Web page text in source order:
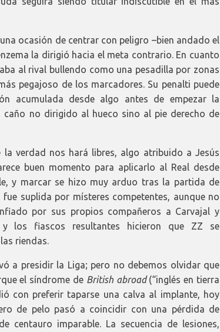
ocasión de centrar con peligro –bien andado el
la dirigió hacia el meta contrario. En cuanto
al rival bullendo como una pesadilla por zonas
pegajoso de los marcadores. Su penalti puede
acumulada desde algo antes de empezar la
no dirigido al hueco sino al pie derecho de
verdad nos hará libres, algo atribuido a Jesús
buen momento para aplicarlo al Real desde
y marcar se hizo muy arduo tras la partida de
suplida por místeres competentes, aunque no
por sus propios compañeros a Carvajal y
los fiascos resultantes hicieron que ZZ se
riendas.
a presidir la Liga; pero no debemos olvidar que
el síndrome de British abroad(“inglés en tierra
con preferir taparse una calva al implante, hoy
de pelo pasó a coincidir con una pérdida de
centauro imparable. La secuencia de lesiones,